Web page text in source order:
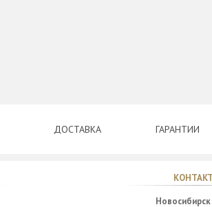
ДОСТАВКА ГАРАНТИИ
Новосибирск